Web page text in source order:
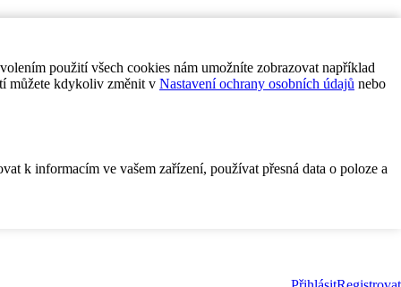
použití všech cookies nám umožníte zobrazovat například
můžete kdykoliv změnit v Nastavení ochrany osobních údajů nebo
k informacím ve vašem zařízení, používat přesná data o poloze a